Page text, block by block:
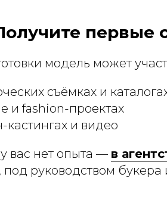
первые
модель может
съёмках и
и fashion-проектах
и видео
вас нет опыта — в
под руководством букера